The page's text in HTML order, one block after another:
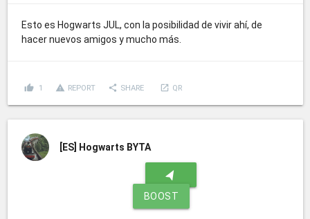
Esto es Hogwarts JUL, con la posibilidad de vivir ahí, de
hacer nuevos amigos y mucho más.
thumb_up 1 report_problem REPORT share SHARE launch QR
[ES] Hogwarts BYTA
navigation
BOOST